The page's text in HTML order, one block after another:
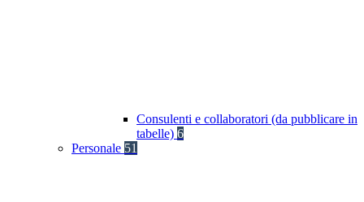
Consulenti e collaboratori (da pubblicare in
tabelle) 6
Personale 51